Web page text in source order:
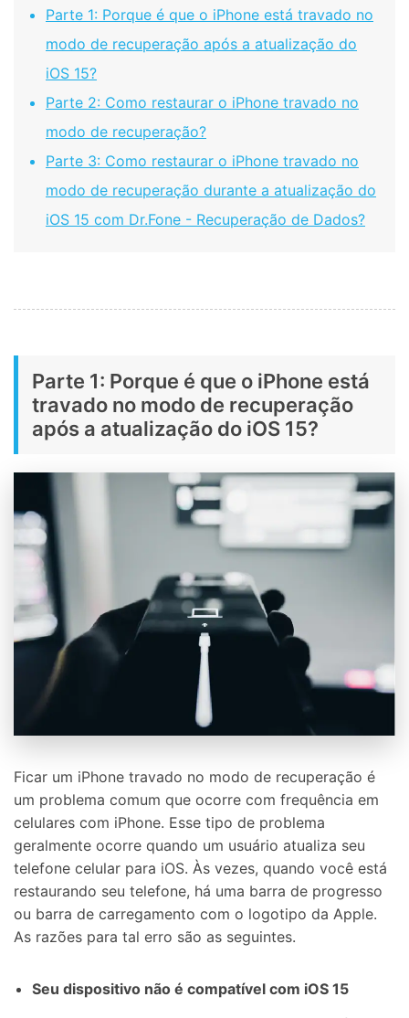
Parte 1: Porque é que o iPhone está travado no
modo de recuperação após a atualização do
iOS 15?
Parte 2: Como restaurar o iPhone travado no
modo de recuperação?
Parte 3: Como restaurar o iPhone travado no
modo de recuperação durante a atualização do
iOS 15 com Dr.Fone - Recuperação de Dados?
Parte 1: Porque é que o iPhone está
travado no modo de recuperação
após a atualização do iOS 15?
Ficar um iPhone travado no modo de recuperação é
um problema comum que ocorre com frequência em
celulares com iPhone. Esse tipo de problema
geralmente ocorre quando um usuário atualiza seu
telefone celular para iOS. Às vezes, quando você está
restaurando seu telefone, há uma barra de progresso
ou barra de carregamento com o logotipo da Apple.
As razões para tal erro são as seguintes.
Seu dispositivo não é compatível com iOS 15